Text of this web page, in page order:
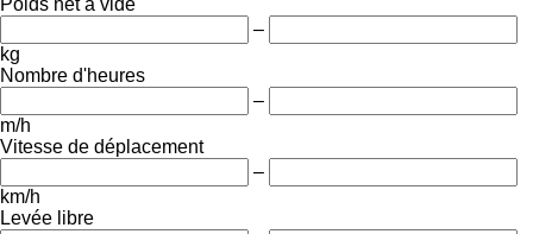
–
kg
Nombre d'heures
–
m/h
Vitesse de déplacement
–
km/h
Levée libre